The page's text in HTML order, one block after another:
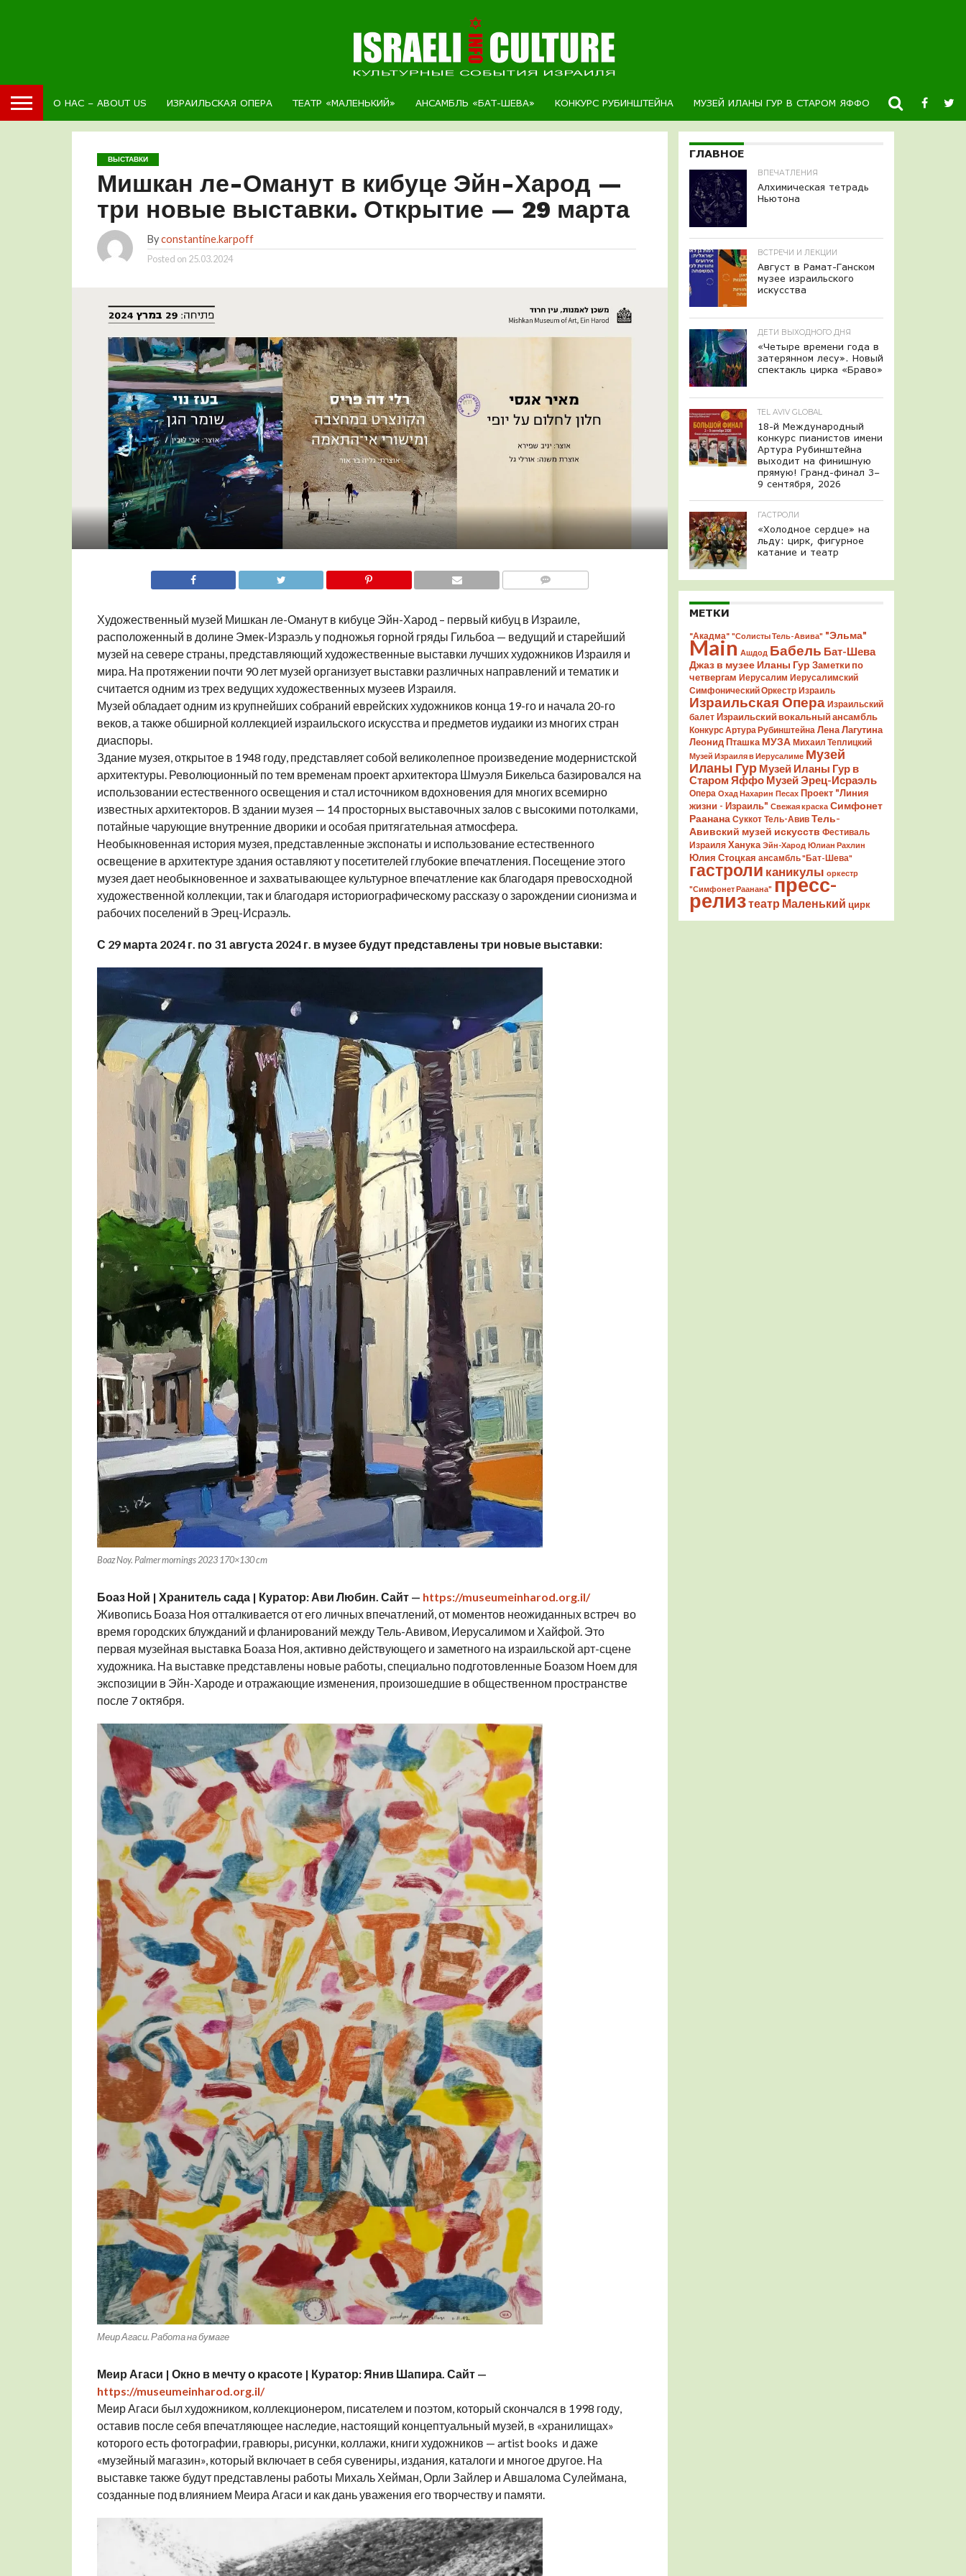
О НАС – ABOUT US ИЗРАИЛЬСКАЯ ОПЕРА ТЕАТР «МАЛЕНЬКИЙ» АНСАМБЛЬ «БАТ-ШЕВА» КОНКУРС РУБИНШТЕЙНА МУЗЕЙ ИЛАНЫ ГУР В СТАРОМ ЯФФО НОВОСТИ
ВЫСТАВКИ
Мишкан ле-Оманут в кибуце Эйн-Харод —
три новые выставки. Открытие — 29 марта
Byconstantine.karpoff
Posted on 25.03.2024
Художественный музей Мишкан ле-Оманут в кибуце Эйн-Харод – первый кибуц в Израиле,
расположенный в долине Эмек-Израэль у подножья горной гряды Гильбоа — ведущий и старейший
музей на севере страны, представляющий художественные выставки лучших художников Израиля и
мира. На протяжении почти 90 лет музей организует выставки различных направлений и тематик и
считается одним из трех ведущих художественных музеев Израиля.
Музей обладает одним из крупнейших собраний еврейских художников конца 19-го и начала 20-го
веков, а также обширной коллекцией израильского искусства и предметов иудаики из многих стран
диаспоры.
Здание музея, открытое в 1948 году, представляет собой великолепное произведение модернистской
архитектуры. Революционный по тем временам проект архитектора Шмуэля Бикельса базировался на
использовании естественного освещения и стал источником вдохновения для многих всемирно
известных архитекторов. В здании музея — 14 просторных выставочных залов с высокими потолками,
потайные чарующие внутренние дворики и особая притягательная атмосфера.
Необыкновенная история музея, представленные экспонаты и использование естественного
освещение в архитектуре здания оставляют у посетителей глубокие впечатления. Посещение этого
музея дает необыкновенное и захватывающее культурное впечатление как благодаря превосходной
художественной коллекции, так и благодаря историографическому рассказу о зарождении сионизма и
рабочих поселений в Эрец-Исраэль.
С 29 марта 2024 г. по 31 августа 2024 г. в музее будут представлены три новые выставки:
Boaz Noy. Palmer mornings 2023 170×130 cm
Боаз Ной | Хранитель сада | Куратор: Ави Любин. Сайт — https://museumeinharod.org.il/
Живопись Боаза Ноя отталкивается от его личных впечатлений, от моментов неожиданных встреч во
время городских блужданий и фланирований между Тель-Авивом, Иерусалимом и Хайфой. Это
первая музейная выставка Боаза Ноя, активно действующего и заметного на израильской арт-сцене
художника. На выставке представлены новые работы, специально подготовленные Боазом Ноем для
экспозиции в Эйн-Хароде и отражающие изменения, произошедшие в общественном пространстве
после 7 октября.
Меир Агаси. Работа на бумаге
Меир Агаси | Окно в мечту о красоте | Куратор: Янив Шапира. Сайт —
https://museumeinharod.org.il/
Меир Агаси был художником, коллекционером, писателем и поэтом, который скончался в 1998 году,
оставив после себя впечатляющее наследие, настоящий концептуальный музей, в «хранилищах»
которого есть фотографии, гравюры, рисунки, коллажи, книги художников — artist books и даже
«музейный магазин», который включает в себя сувениры, издания, каталоги и многое другое. На
выставке также будут представлены работы Михаль Хейман, Орли Зайлер и Авшалома Сулеймана,
созданные под влиянием Меира Агаси и как дань уважения его творчеству и памяти.
ГЛАВНОЕ
ВПЕЧАТЛЕНИЯ
Алхимическая тетрадь
Ньютона
ВСТРЕЧИ И ЛЕКЦИИ
Август в Рамат-Ганском
музее израильского
искусства
ДЕТИ ВЫХОДНОГО ДНЯ
«Четыре времени года в
затерянном лесу». Новый
спектакль цирка «Браво»
TEL AVIV GLOBAL
18-й Международный
конкурс пианистов имени
Артура Рубинштейна
выходит на финишную
прямую! Гранд-финал 3–
9 сентября, 2026
ГАСТРОЛИ
«Холодное сердце» на
льду: цирк, фигурное
катание и театр
МЕТКИ
"Акадма" "Солисты Тель-Авива" "Эльма"
Main Ашдод Бабель Бат-Шева
Джаз в музее Иланы Гур Заметки по
четвергам Иерусалим Иерусалимский
Симфонический Оркестр Израиль
Израильская Опера Израильский
балет Израильский вокальный ансамбль
Конкурс Артура Рубинштейна Лена Лагутина
Леонид Пташка МУЗА Михаил Теплицкий
Музей Израиля в Иерусалиме Музей
Иланы Гур Музей Иланы Гур в
Старом Яффо Музей Эрец-Исраэль
Опера Охад Нахарин Песах Проект "Линия
жизни - Израиль" Свежая краска Симфонет
Раанана Суккот Тель-Авив Тель-
Авивский музей искусств Фестиваль
Израиля Ханука Эйн-Харод Юлиан Рахлин
Юлия Стоцкая ансамбль "Бат-Шева"
гастроли каникулы оркестр
"Симфонет Раанана" пресс-
релизтеатр Маленький цирк